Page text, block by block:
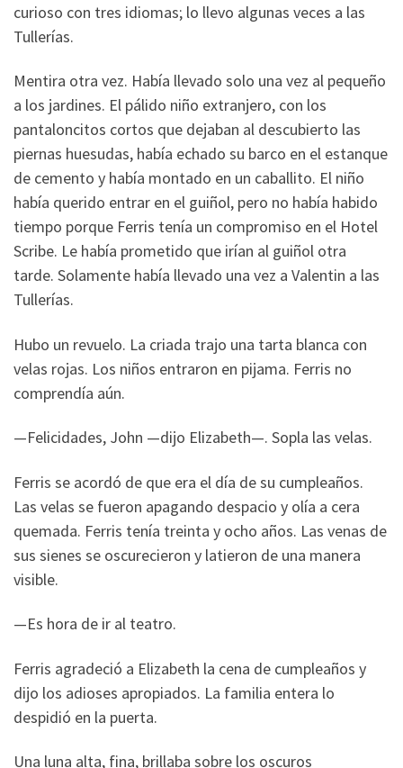
curioso con tres idiomas; lo llevo algunas veces a las
Tullerías.
Mentira otra vez. Había llevado solo una vez al pequeño
a los jardines. El pálido niño extranjero, con los
pantaloncitos cortos que dejaban al descubierto las
piernas huesudas, había echado su barco en el estanque
de cemento y había montado en un caballito. El niño
había querido entrar en el guiñol, pero no había habido
tiempo porque Ferris tenía un compromiso en el Hotel
Scribe. Le había prometido que irían al guiñol otra
tarde. Solamente había llevado una vez a Valentin a las
Tullerías.
Hubo un revuelo. La criada trajo una tarta blanca con
velas rojas. Los niños entraron en pijama. Ferris no
comprendía aún.
—Felicidades, John —dijo Elizabeth—. Sopla las velas.
Ferris se acordó de que era el día de su cumpleaños.
Las velas se fueron apagando despacio y olía a cera
quemada. Ferris tenía treinta y ocho años. Las venas de
sus sienes se oscurecieron y latieron de una manera
visible.
—Es hora de ir al teatro.
Ferris agradeció a Elizabeth la cena de cumpleaños y
dijo los adioses apropiados. La familia entera lo
despidió en la puerta.
Una luna alta, fina, brillaba sobre los oscuros